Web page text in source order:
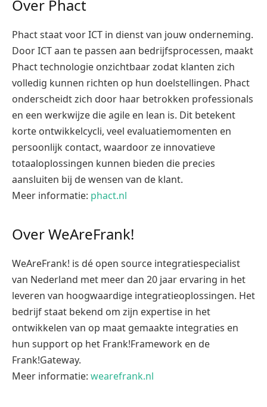
Over Phact
Phact staat voor ICT in dienst van jouw onderneming.
Door ICT aan te passen aan bedrijfsprocessen, maakt
Phact technologie onzichtbaar zodat klanten zich
volledig kunnen richten op hun doelstellingen. Phact
onderscheidt zich door haar betrokken professionals
en een werkwijze die agile en lean is. Dit betekent
korte ontwikkelcycli, veel evaluatiemomenten en
persoonlijk contact, waardoor ze innovatieve
totaaloplossingen kunnen bieden die precies
aansluiten bij de wensen van de klant.
Meer informatie: phact.nl
Over WeAreFrank!
WeAreFrank! is dé open source integratiespecialist
van Nederland met meer dan 20 jaar ervaring in het
leveren van hoogwaardige integratieoplossingen. Het
bedrijf staat bekend om zijn expertise in het
ontwikkelen van op maat gemaakte integraties en
hun support op het Frank!Framework en de
Frank!Gateway.
Meer informatie: wearefrank.nl